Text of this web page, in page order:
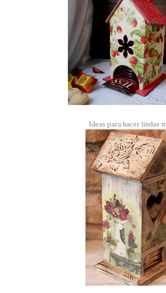
Ideas para hacer lindas